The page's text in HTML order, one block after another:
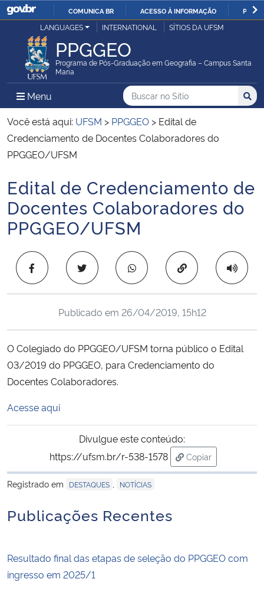
IR
O
COMUNICA BR ACESSO À INFORMAÇÃO
Ministério da Justiça e Segurança Pública
Ministério da Defesa
Ministério das Relações Exteriores
Ministério da Economia
Ministério da Infraestrutura
Ministério da Agricultura, Pecuária e Abastecimento
Ministério da Cidadania
Ministério da Ciência, Tecnologia, Inovações e Comunicações
Ministério do Desenvolvimento Regional
Ministério da Mulher, da Família e dos Direitos Humanos
Secretaria-Geral
LANGUAGES INTERNATIONAL SÍTIOS DA UFSM
PPGGEO
Programa de Pós-Graduação em Geografia – Campus Santa
Maria
Menu Menu Principal do Sítio
Busca
Buscar no no Sítio
Busca:
Você está aqui: UFSM > PPGGEO > Edital de
Credenciamento de Docentes Colaboradores do
PPGGEO/UFSM
Início do conteúdo
Edital de Credenciamento de
Docentes Colaboradores do
PPGGEO/UFSM
Copiar para área
Publicado em 26/04/2019, 15h12
O Colegiado do PPGGEO/UFSM torna público o Edital
03/2019 do PPGGEO, para Credenciamento do
Docentes Colaboradores.
Acesse aqui
Divulgue este conteúdo:
https://ufsm.br/r-538-1578
Copiar
para área de
Registrado em
DESTAQUES NOTÍCIAS
Publicações Recentes
Resultado final das etapas de seleção do PPGGEO com
ingresso em 2025/1